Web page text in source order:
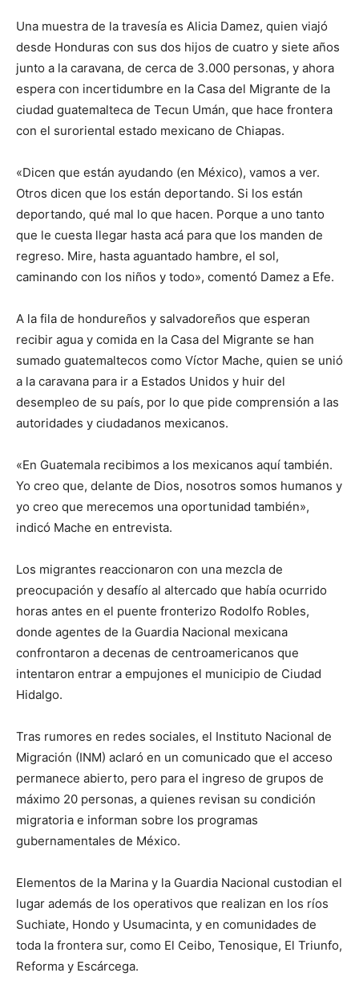
Una muestra de la travesía es Alicia Damez, quien viajó
desde Honduras con sus dos hijos de cuatro y siete años
junto a la caravana, de cerca de 3.000 personas, y ahora
espera con incertidumbre en la Casa del Migrante de la
ciudad guatemalteca de Tecun Umán, que hace frontera
con el suroriental estado mexicano de Chiapas.
«Dicen que están ayudando (en México), vamos a ver.
Otros dicen que los están deportando. Si los están
deportando, qué mal lo que hacen. Porque a uno tanto
que le cuesta llegar hasta acá para que los manden de
regreso. Mire, hasta aguantado hambre, el sol,
caminando con los niños y todo», comentó Damez a Efe.
A la fila de hondureños y salvadoreños que esperan
recibir agua y comida en la Casa del Migrante se han
sumado guatemaltecos como Víctor Mache, quien se unió
a la caravana para ir a Estados Unidos y huir del
desempleo de su país, por lo que pide comprensión a las
autoridades y ciudadanos mexicanos.
«En Guatemala recibimos a los mexicanos aquí también.
Yo creo que, delante de Dios, nosotros somos humanos y
yo creo que merecemos una oportunidad también»,
indicó Mache en entrevista.
Los migrantes reaccionaron con una mezcla de
preocupación y desafío al altercado que había ocurrido
horas antes en el puente fronterizo Rodolfo Robles,
donde agentes de la Guardia Nacional mexicana
confrontaron a decenas de centroamericanos que
intentaron entrar a empujones el municipio de Ciudad
Hidalgo.
Tras rumores en redes sociales, el Instituto Nacional de
Migración (INM) aclaró en un comunicado que el acceso
permanece abierto, pero para el ingreso de grupos de
máximo 20 personas, a quienes revisan su condición
migratoria e informan sobre los programas
gubernamentales de México.
Elementos de la Marina y la Guardia Nacional custodian el
lugar además de los operativos que realizan en los ríos
Suchiate, Hondo y Usumacinta, y en comunidades de
toda la frontera sur, como El Ceibo, Tenosique, El Triunfo,
Reforma y Escárcega.